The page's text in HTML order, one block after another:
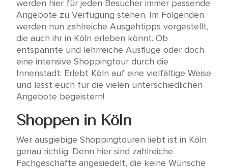
werden hier für jeden Besucher immer passende
Angebote zu Verfügung stehen. Im Folgenden
werden nun zahlreiche Ausgehtipps vorgestellt,
die auch ihr in Köln erleben könnt. Ob
entspannte und lehrreiche Ausflüge oder doch
eine intensive Shoppingtour durch die
Innenstadt: Erlebt Köln auf eine vielfältige Weise
und lasst euch für die vielen unterschiedlichen
Angebote begeistern!
Shoppen in Köln
Wer ausgiebige Shoppingtouren liebt ist in Köln
genau richtig. Denn hier sind zahlreiche
Fachgeschäfte angesiedelt, die keine Wünsche